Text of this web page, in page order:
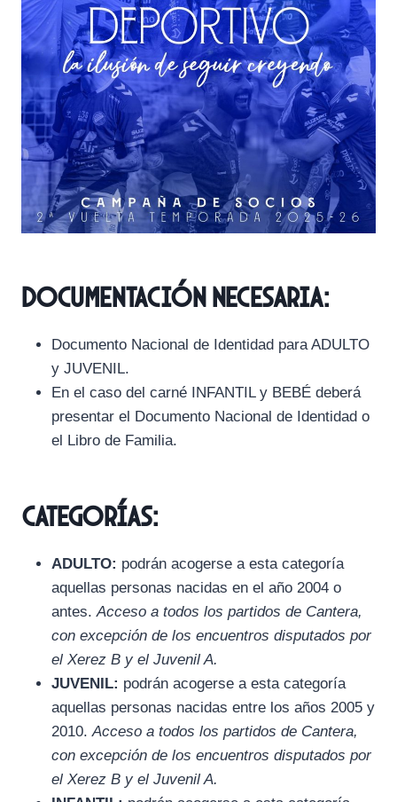
DOCUMENTACIÓN NECESARIA:
Documento Nacional de Identidad para ADULTO
y JUVENIL.
En el caso del carné INFANTIL y BEBÉ deberá
presentar el Documento Nacional de Identidad o
el Libro de Familia.
CATEGORÍAS:
ADULTO: podrán acogerse a esta categoría
aquellas personas nacidas en el año 2004 o
antes.Acceso a todos los partidos de Cantera,
con excepción de los encuentros disputados por
el Xerez B y el Juvenil A.
JUVENIL: podrán acogerse a esta categoría
aquellas personas nacidas entre los años 2005 y
2010.Acceso a todos los partidos de Cantera,
con excepción de los encuentros disputados por
el Xerez B y el Juvenil A.